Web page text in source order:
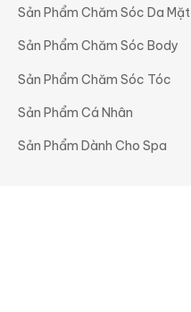
Sản Phẩm Chăm Sóc Da Mặt
Sản Phẩm Chăm Sóc Body
Sản Phẩm Chăm Sóc Tóc
Sản Phẩm Cá Nhân
Sản Phẩm Dành Cho Spa